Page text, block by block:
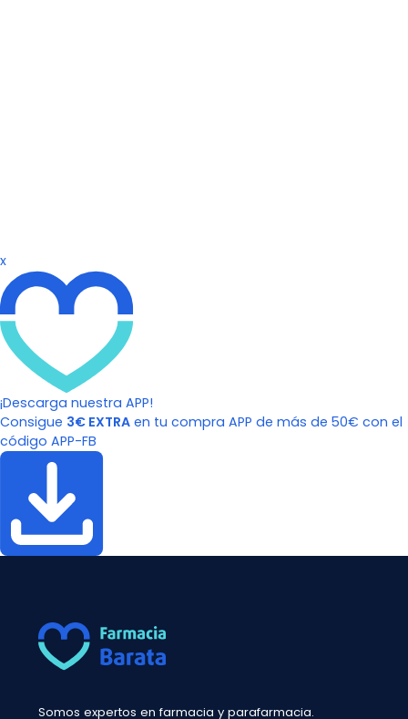
x
¡Descarga nuestra APP!
Consigue 3€ EXTRA en tu compra APP de más de 50€ con el
código APP-FB
Somos expertos en farmacia y parafarmacia.